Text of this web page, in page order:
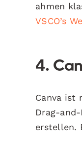
ahmen
VSCO’s
4.
Canva ist
Drag-
erstellen.